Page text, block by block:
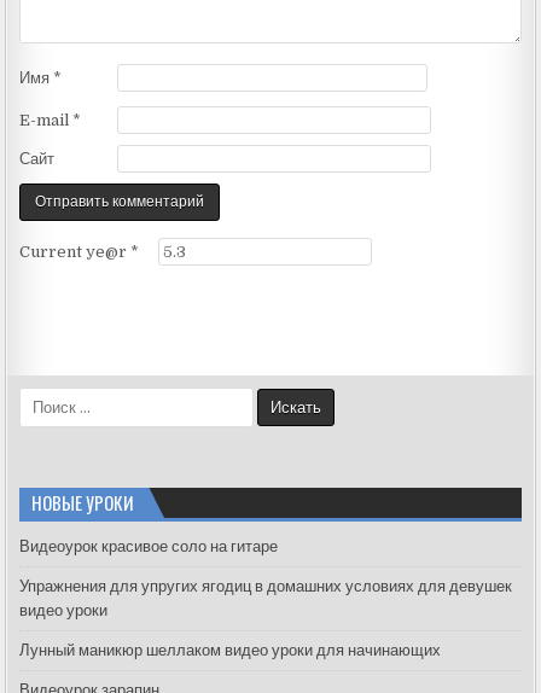
Имя *
E-mail *
Сайт
Current ye@r *
e
h
f
r
:
НОВЫЕ УРОКИ
Видеоурок красивое соло на гитаре
Упражнения для упругих ягодиц в домашних условиях для девушек
видео уроки
Лунный маникюр шеллаком видео уроки для начинающих
Видеоурок зарапин